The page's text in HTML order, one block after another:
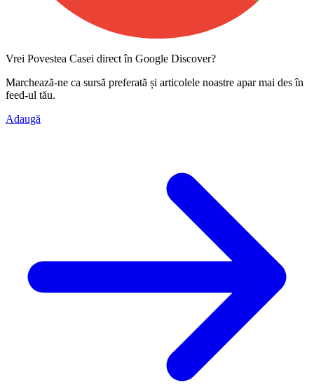
Vrei Povestea Casei direct în Google Discover?
Marchează-ne ca sursă preferată și articolele noastre apar mai des în
feed-ul tău.
Adaugă